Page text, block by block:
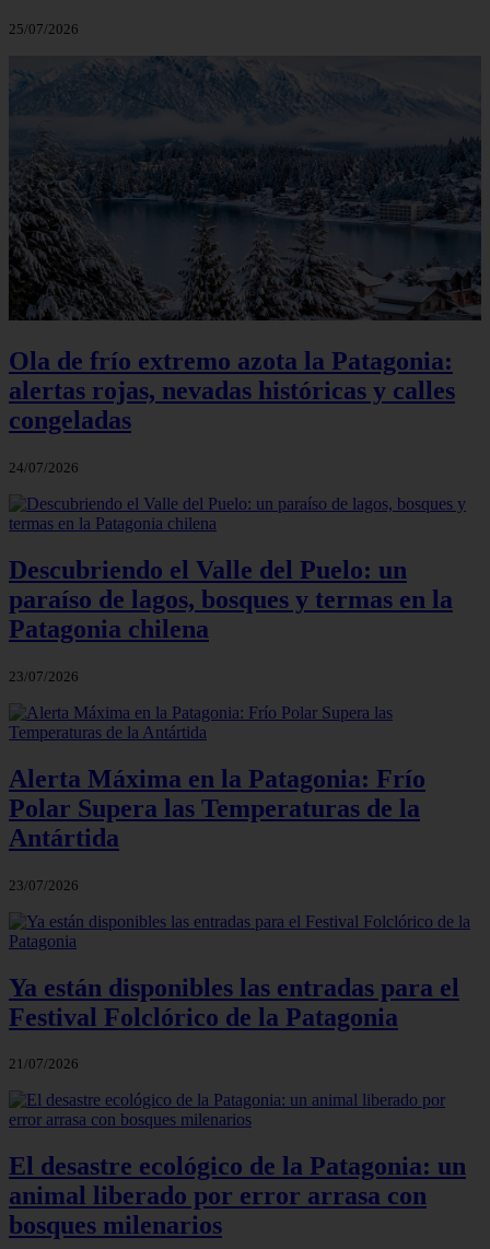
25/07/2026
Ola de frío extremo azota la Patagonia:
alertas rojas, nevadas históricas y calles
congeladas
24/07/2026
Descubriendo el Valle del Puelo: un
paraíso de lagos, bosques y termas en la
Patagonia chilena
23/07/2026
Alerta Máxima en la Patagonia: Frío
Polar Supera las Temperaturas de la
Antártida
23/07/2026
Ya están disponibles las entradas para el
Festival Folclórico de la Patagonia
21/07/2026
El desastre ecológico de la Patagonia: un
animal liberado por error arrasa con
bosques milenarios